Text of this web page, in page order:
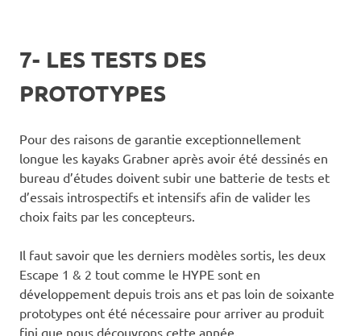
7- LES TESTS DES
PROTOTYPES
Pour des raisons de garantie exceptionnellement
longue les kayaks Grabner après avoir été dessinés en
bureau d’études doivent subir une batterie de tests et
d’essais introspectifs et intensifs afin de valider les
choix faits par les concepteurs.
Il faut savoir que les derniers modèles sortis, les deux
Escape 1 & 2 tout comme le HYPE sont en
développement depuis trois ans et pas loin de soixante
prototypes ont été nécessaire pour arriver au produit
fini que nous découvrons cette année.